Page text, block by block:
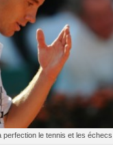
per­fec­tion le ten­nis et les